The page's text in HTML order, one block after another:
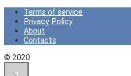
Terms of service
Privacy Policy
About
Contacts
© 2020